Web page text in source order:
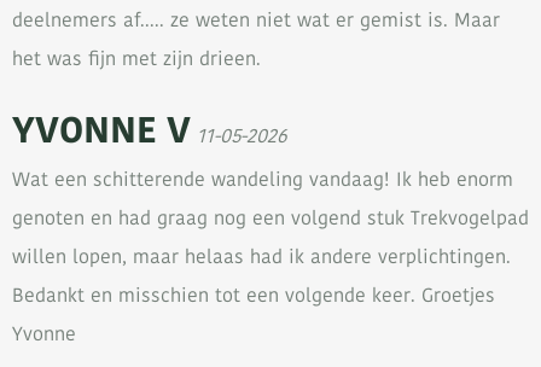
deelnemers af..... ze weten niet wat er gemist is. Maar
het was fijn met zijn drieen.
YVONNE V 11-05-2026
Wat een schitterende wandeling vandaag! Ik heb enorm
genoten en had graag nog een volgend stuk Trekvogelpad
willen lopen, maar helaas had ik andere verplichtingen.
Bedankt en misschien tot een volgende keer. Groetjes
Yvonne